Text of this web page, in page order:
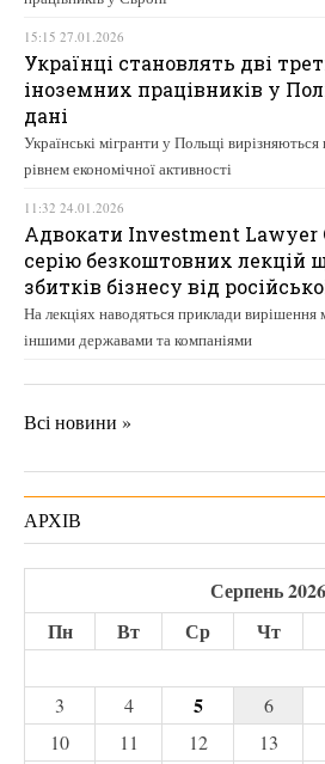
15:15 27.01.2026
Українці становлять дві
іноземних працівників у
дані
Українські мігранти у Польщі
рівнем економічної активності
11:32 24.01.2026
Адвокати Investment Lawyer
серію безкоштовних лекцій
збитків бізнесу від
На лекціях наводяться приклади
іншими державами та компаніями
Всі новини »
АРХІВ
Серпень 2026
Пн
Вт Ср Чт
3
4 5 6
10
11 12 13